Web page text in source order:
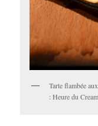
Tarte flambée
: Heure du